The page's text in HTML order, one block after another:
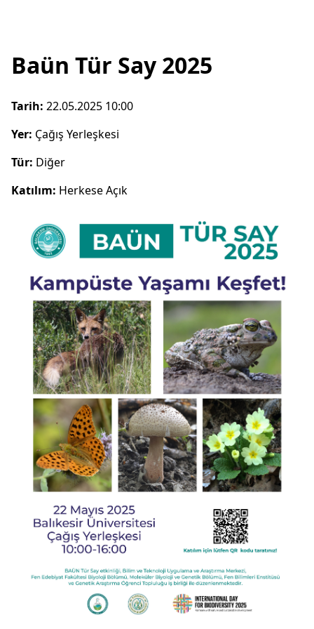
Baün Tür Say 2025
Tarih: 22.05.2025 10:00
Yer: Çağış Yerleşkesi
Tür: Diğer
Katılım: Herkese Açık